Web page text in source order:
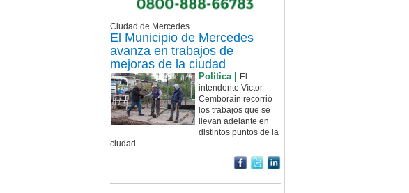
Ciudad de Mercedes
El Municipio de Mercedes
avanza en trabajos de
mejoras de la ciudad
Política |
El
intendente Víctor
Cemborain recorrió
los trabajos que se
llevan adelante en
distintos puntos de la
ciudad.